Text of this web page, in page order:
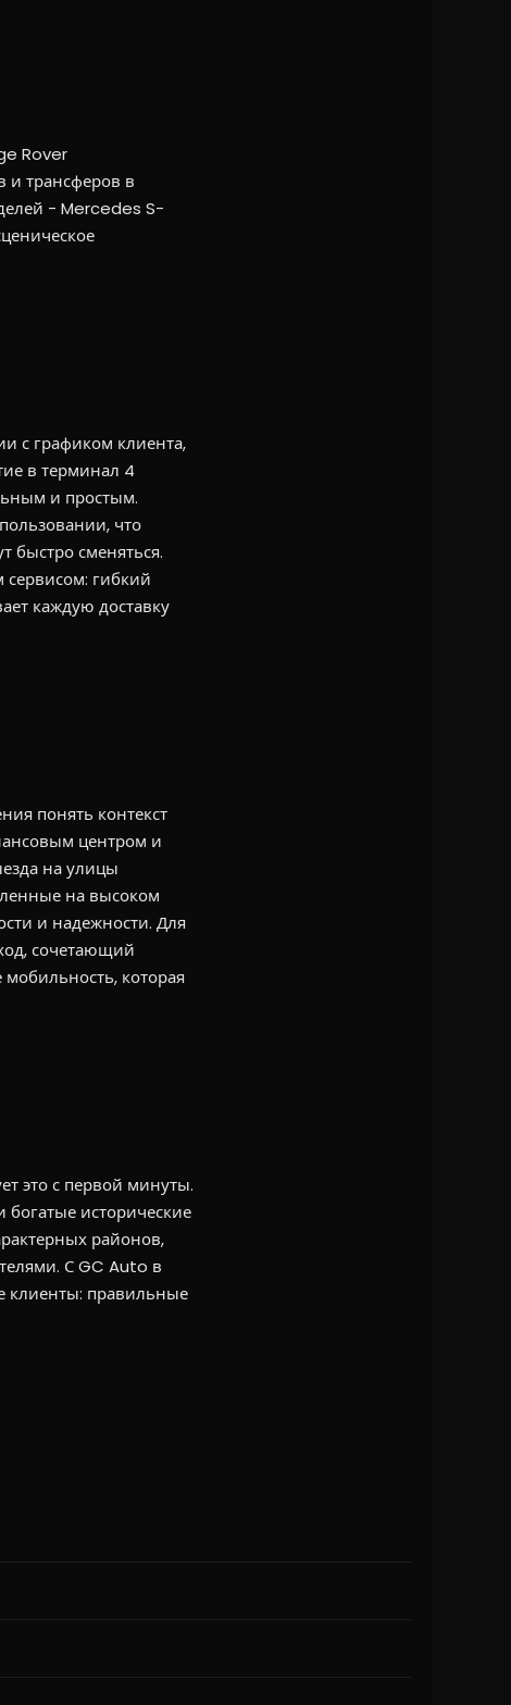
Rover
трансферов в
- Mercedes S-
с графиком клиента,
в терминал 4
и простым.
что
быстро сменяться.
сервисом: гибкий
каждую доставку
понять контекст
центром и
на улицы
на высоком
и надежности. Для
сочетающий
мобильность, которая
это с первой минуты.
исторические
районов,
С GC Auto в
клиенты: правильные